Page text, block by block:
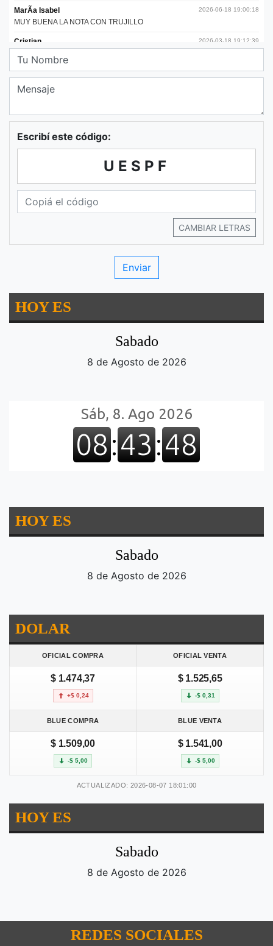
Escribí este código:
UESPF
CAMBIAR LETRAS
HOY ES
Sabado
8 de Agosto de 2026
HOY ES
Sabado
8 de Agosto de 2026
DOLAR
OFICIAL COMPRA OFICIAL VENTA
$ 1.474,37
+$ 0,24
$ 1.525,65
-$ 0,31
BLUE COMPRA BLUE VENTA
$ 1.509,00
-$ 5,00
$ 1.541,00
-$ 5,00
ACTUALIZADO: 2026-08-07 18:01:00
HOY ES
Sabado
8 de Agosto de 2026
REDES SOCIALES